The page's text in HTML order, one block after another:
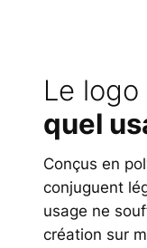
Le
quel
Conçus en
conjuguent
usage ne
création sur